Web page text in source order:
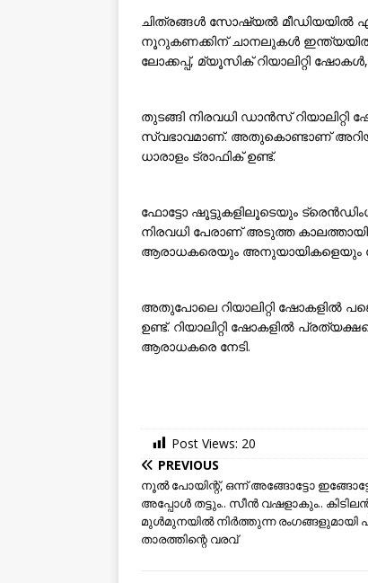
ചിത്രങ്ങൾ സോഷ്യൽ മീഡിയയിൽ
നൂറുകണക്കിന് ചാനലുകൾ ഇന്ത്യയിൽ
ലോക്കപ്പ്, മ്യൂസിക് റിയാലിറ്റി
തുടങ്ങി നിരവധി ഡാൻസ്
സ്വഭാവമാണ്. അതുകൊണ്ടാണ്
ധാരാളം ട്രാഫിക് ഉണ്ട്.
ഫോട്ടോ ഷൂട്ടുകളിലൂടെയും
നിരവധി പേരാണ് അടുത്ത കാലത്തായി
ആരാധകരെയും അനുയായികളെയും
അതുപോലെ റിയാലിറ്റി ഷോകളിൽ
ഉണ്ട്. റിയാലിറ്റി ഷോകളിൽ
ആരാധകരെ നേടി.
Post Views: 20
PREVIOUS
നൂല്‍ പോയിന്റ്‌, ഒന്ന് അങ്ങോട്ടോ
അപ്പോള്‍ തട്ടും.. സീന്‍ വഷളാകും..
മുള്‍മുനയില്‍ നിര്‍ത്തുന്ന രംഗങ്ങളുമായി
താരത്തിന്റെ വരവ്